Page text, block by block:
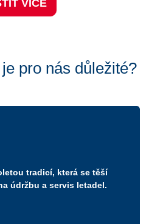
VÍCE
VÍCE
VÍCE
pro nás důležité?
tradicí, která se těší
údržbu a servis letadel.